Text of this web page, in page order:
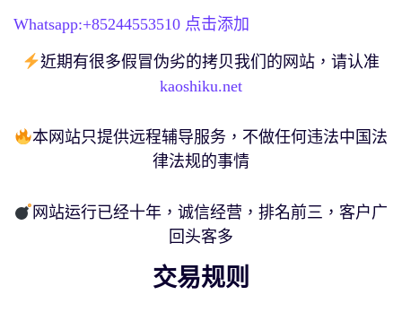
Whatsapp:+85244553510 点击添加
近期有很多假冒伪劣的拷贝我们的网站，请认准
kaoshiku.net
本网站只提供远程辅导服务，不做任何违法中国法
律法规的事情
网站运行已经十年，诚信经营，排名前三，客户广
回头客多
交易规则